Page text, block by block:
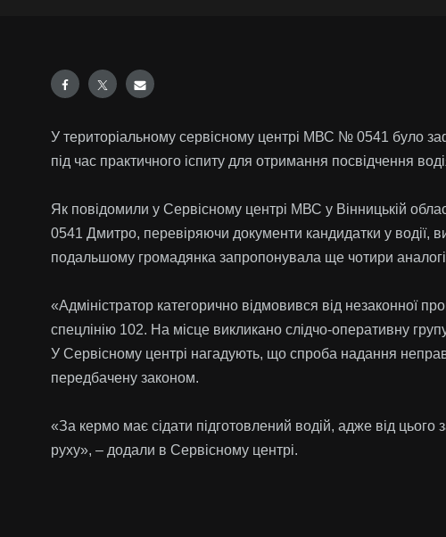
У територіальному сервісному центрі МВС № 0541 було
під час практичного іспиту для отримання посвідчення
Як повідомили у Сервісному центрі МВС у Вінницькій
0541 Дмитро, перевіряючи документи кандидатки у водії,
подальшому громадянка запропонувала ще чотири
«Адміністратор категорично відмовився від незаконної
спецлінію 102. На місце викликано слідчо-оперативну
У Сервісному центрі нагадують, що спроба надання
передбачену законом.
«За кермо має сідати підготовлений водій, адже від
руху», – додали в Сервісному центрі.